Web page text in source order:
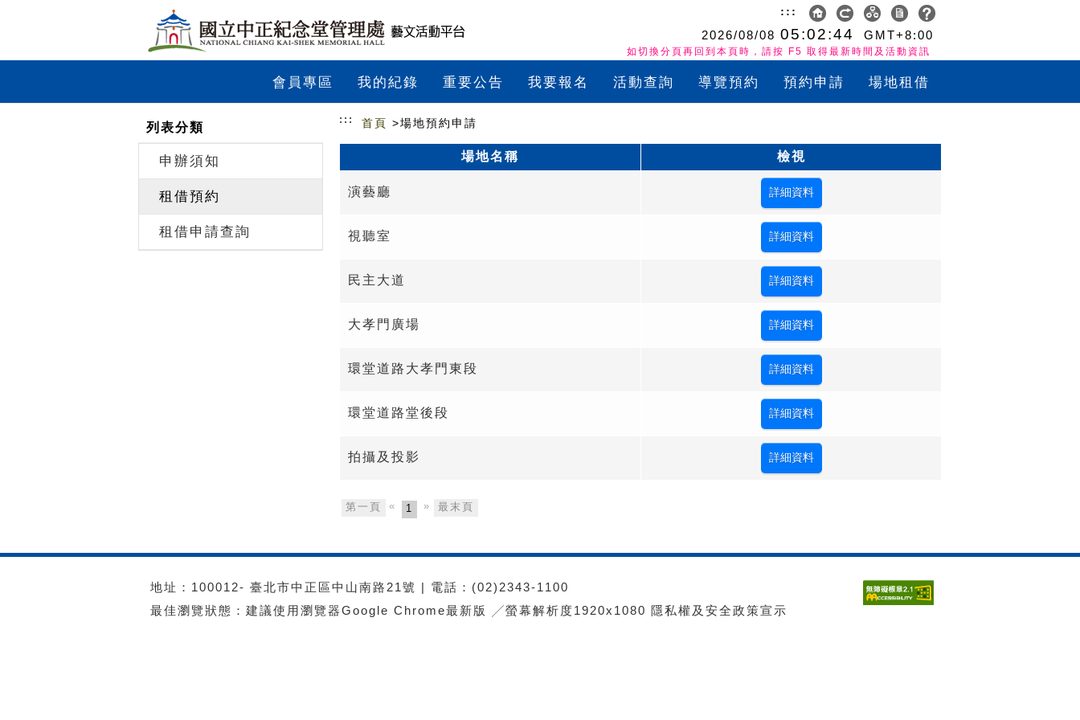
前往首頁
:::
2026/08/08 05:02:44 GMT+8:00
如切換分頁再回到本頁時，請按 F5 取得最新時間及活動資訊
會員專區 我的紀錄 重要公告 我要報名 活動查詢 導覽預約 預約申請 場地租借
列表分類
申辦須知
租借預約
租借申請查詢
::: 首頁 >場地預約申請
場地名稱 檢視
演藝廳
視聽室
民主大道
大孝門廣場
環堂道路大孝門東段
環堂道路堂後段
拍攝及投影
第一頁 « 1 » 最末頁
地址：100012- 臺北市中正區中山南路21號 | 電話：(02)2343-1100
最佳瀏覽狀態：建議使用瀏覽器Google Chrome最新版 ╱螢幕解析度1920x1080 隱私權及安全政策宣示